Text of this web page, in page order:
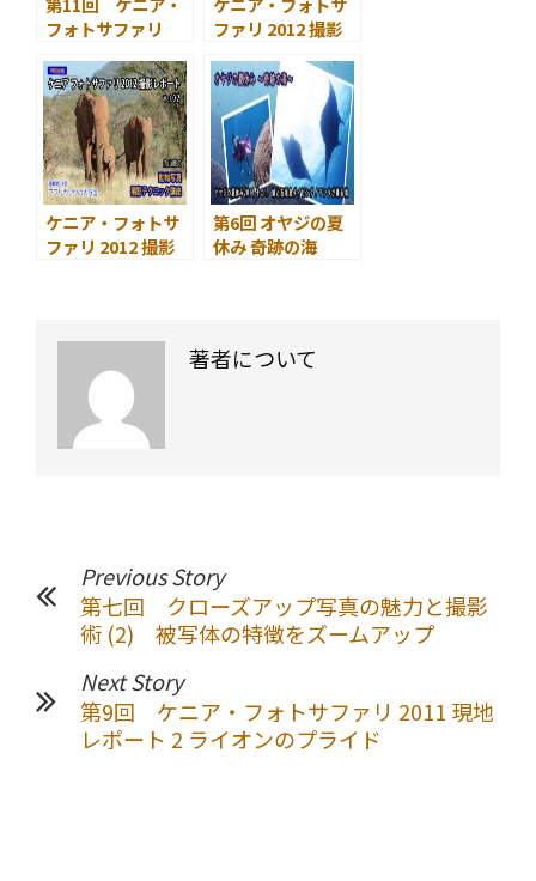
フォトサファリ
4 野生動物たちの
躍動
ファリ 2012 撮影
バンナの野鳥たち
ケニア・フォトサ
ファリ 2012 撮影
第6回 オヤジの夏
休み 奇跡の海
る海
著者について
Previous Story
第七回 クローズアップ写真の魅力と撮影
術 (2) 被写体の特徴をズームアップ
Next Story
第9回 ケニア・フォトサファリ 2011 現地
レポート 2 ライオンのプライド